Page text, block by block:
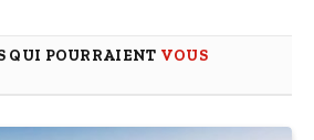
QUI POURRAIENT VOUS